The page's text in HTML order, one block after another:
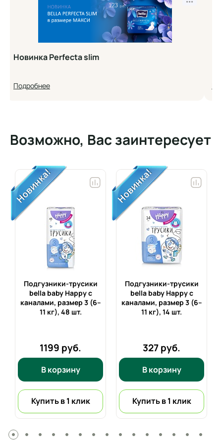
Новинка Perfecta slim
Подробнее
Возможно, Вас заинтересует
Подгузники-трусики
bella baby Happy с
каналами, размер 3 (6–
11 кг), 48 шт.
1199 руб.
В корзину
Купить в 1 клик
Подгузники-трусики
bella baby Happy с
каналами, размер 3 (6–
11 кг), 14 шт.
327 руб.
В корзину
Купить в 1 клик